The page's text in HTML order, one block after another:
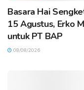
Basara Hai
15 Agustus, Erko
untuk PT BAP
08/08/2026